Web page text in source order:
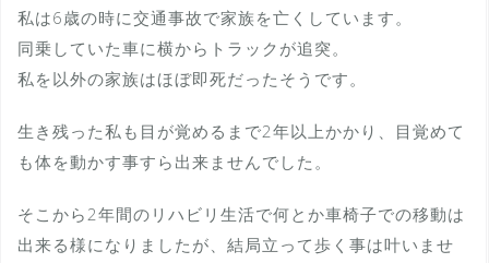
私は6歳の時に交通事故で家族を亡くしています。
同乗していた車に横からトラックが追突。
私を以外の家族はほぼ即死だったそうです。
生き残った私も目が覚めるまで2年以上かかり、目覚めて
も体を動かす事すら出来ませんでした。
そこから2年間のリハビリ生活で何とか車椅子での移動は
出来る様になりましたが、結局立って歩く事は叶いませ